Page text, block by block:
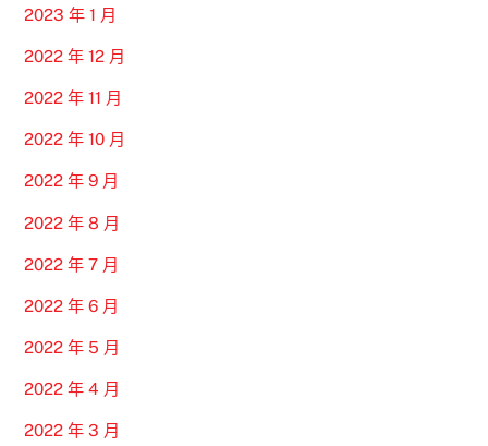
2023 年 1 月
2022 年 12 月
2022 年 11 月
2022 年 10 月
2022 年 9 月
2022 年 8 月
2022 年 7 月
2022 年 6 月
2022 年 5 月
2022 年 4 月
2022 年 3 月